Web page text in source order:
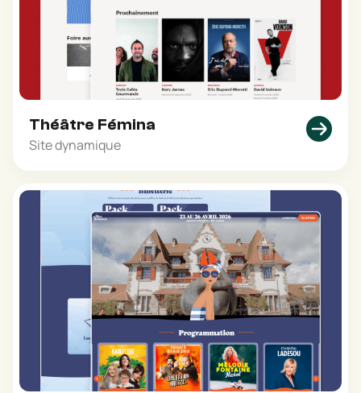
Théâtre Fémina
Site dynamique